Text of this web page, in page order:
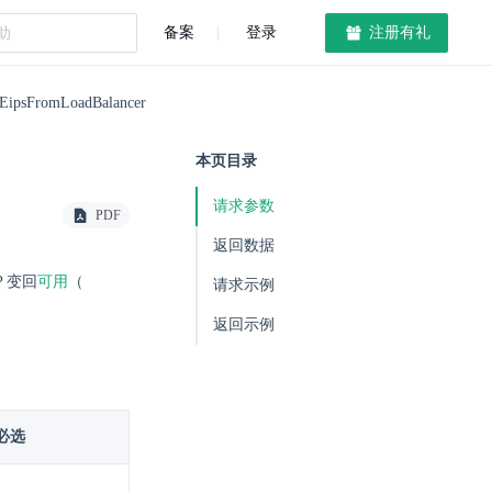
备案 登录 注册有礼
PDF
变回可用
（
选
本页目录
请求参数
返回数据
请求示例
返回示例